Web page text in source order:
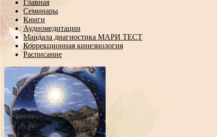
содержанию
Главная
Семинары
Книги
Аудиомедитации
Мандала диагностика МАРИ ТЕСТ
Коррекционная кинезиология
Расписание